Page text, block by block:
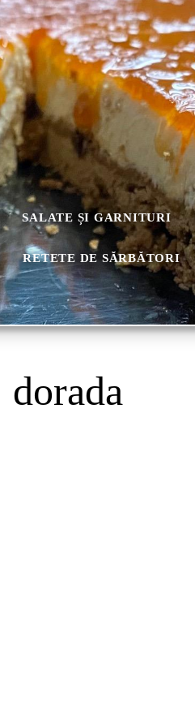
SALATE ȘI GARNITURI
RETETE DE SĂRBĂTORI
dorada